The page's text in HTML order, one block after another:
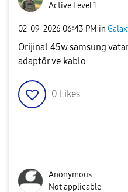
Active Level 1
‎02-09-2026 06:43 PM in
Orijinal 45w samsung
adaptör ve kablo
0 Likes
Anonymous
Not applicable